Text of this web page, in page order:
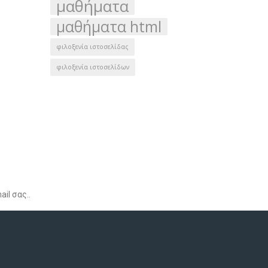
μαθήματα
μαθήματα html
φιλοξενία ιστοσελίδας
φιλοξενία ιστοσελίδων